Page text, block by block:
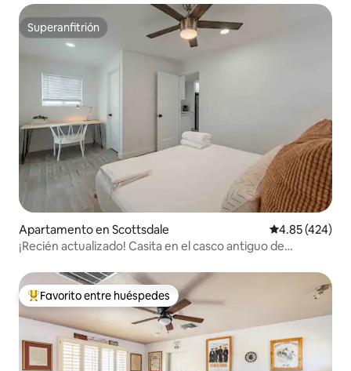
Superanfitrión
Superanfitrión
Apartamento en Scottsdale Calificación
4.85 (424)
¡Recién actualizado! Casita en el casco antiguo de
Favorito entre huéspedes preferido
Favorito entre huéspedes